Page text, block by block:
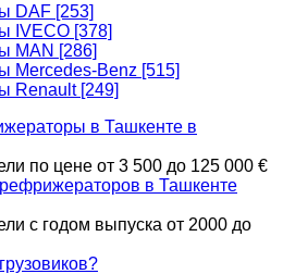
DAF [253]
IVECO [378]
MAN [286]
Mercedes-Benz [515]
Renault [249]
в Ташкенте в
по цене от 3 500 до 125 000 €
в Ташкенте
с годом выпуска от 2000 до